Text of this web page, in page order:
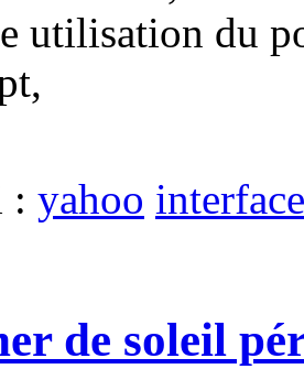
utilisation du
: yahoo interface
de soleil